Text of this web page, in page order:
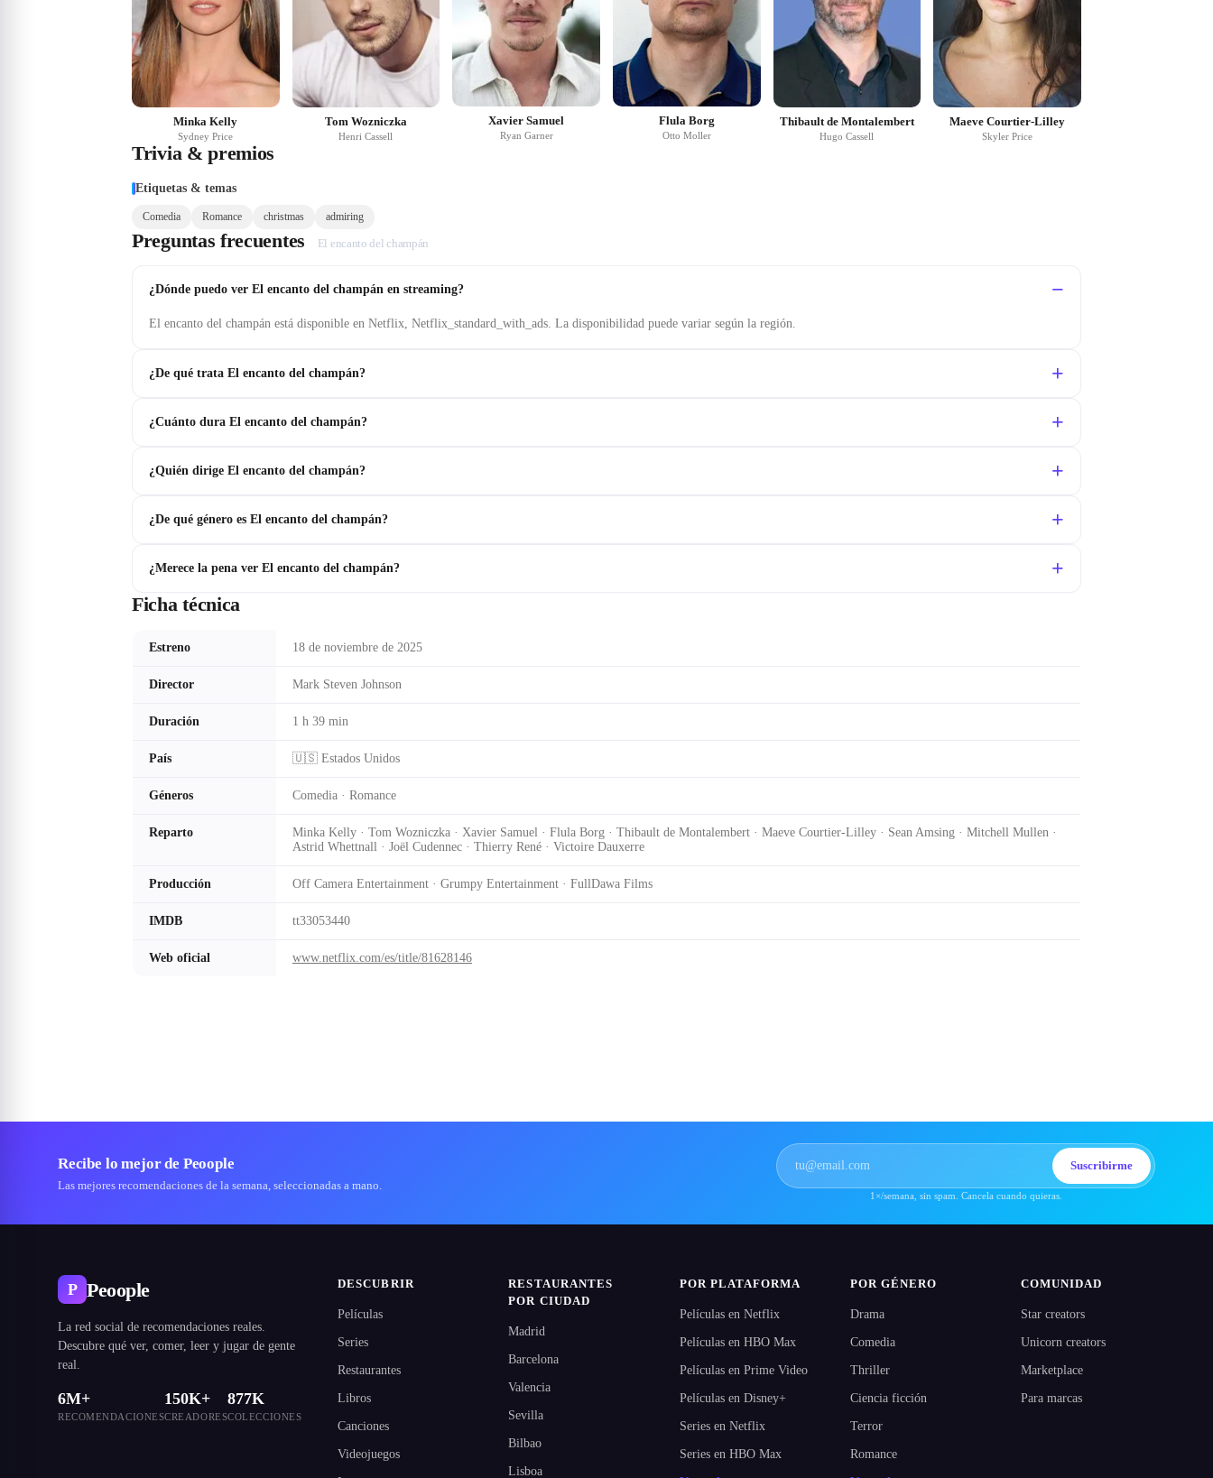
Minka Kelly
Sydney Price
Tom Wozniczka
Henri Cassell
Xavier Samuel
Ryan Garner
Flula Borg
Otto Moller
Thibault de Montalembert
Hugo Cassell
Maeve Courtier-Lilley
Skyler Price
Trivia & premios
Etiquetas & temas
Comedia Romance christmas admiring
Preguntas frecuentes El encanto del champán
¿Dónde puedo ver El encanto del champán en streaming?
El encanto del champán está disponible en Netflix, Netflix_standard_with_ads. La disponibilidad puede variar según la región.
¿De qué trata El encanto del champán?
¿Cuánto dura El encanto del champán?
¿Quién dirige El encanto del champán?
¿De qué género es El encanto del champán?
¿Merece la pena ver El encanto del champán?
Ficha técnica
Estreno 18 de noviembre de 2025
Director Mark Steven Johnson
Duración 1 h 39 min
País 🇺🇸 Estados Unidos
Géneros Comedia · Romance
Reparto
Minka Kelly · Tom Wozniczka · Xavier Samuel · Flula Borg · Thibault de Montalembert · Maeve Courtier-Lilley · Sean Amsing · Mitchell Mullen ·
Astrid Whettnall · Joël Cudennec · Thierry René · Victoire Dauxerre
Producción Off Camera Entertainment · Grumpy Entertainment · FullDawa Films
IMDB tt33053440
Web oficial www.netflix.com/es/title/81628146
Recibe lo mejor de Peoople
Las mejores recomendaciones de la semana, seleccionadas a mano.
Suscribirme
1×/semana, sin spam. Cancela cuando quieras.
P Peoople
La red social de recomendaciones reales.
Descubre qué ver, comer, leer y jugar de gente
real.
6M+
RECOMENDACIONES
150K+
CREADORES
877K
COLECCIONES
DESCUBRIR
Películas
Series
Restaurantes
Libros
Canciones
Videojuegos
RESTAURANTES
POR CIUDAD
Madrid
Barcelona
Valencia
Sevilla
Bilbao
Lisboa
POR PLATAFORMA
Películas en Netflix
Películas en HBO Max
Películas en Prime Video
Películas en Disney+
Series en Netflix
Series en HBO Max
POR GÉNERO
Drama
Comedia
Thriller
Ciencia ficción
Terror
Romance
COMUNIDAD
Star creators
Unicorn creators
Marketplace
Para marcas